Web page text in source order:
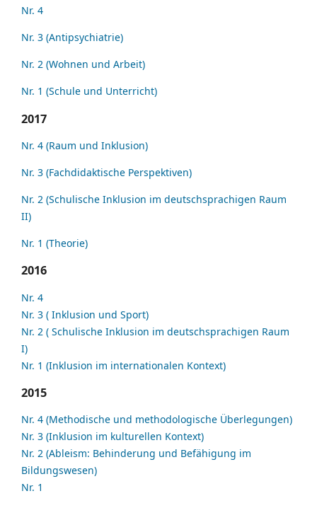
Nr. 4
Nr. 3 (Antipsychiatrie)
Nr. 2 (Wohnen und Arbeit)
Nr. 1 (Schule und Unterricht)
2017
Nr. 4 (Raum und Inklusion)
Nr. 3 (Fachdidaktische Perspektiven)
Nr. 2 (Schulische Inklusion im deutschsprachigen Raum
II)
Nr. 1 (Theorie)
2016
Nr. 4
Nr. 3 ( Inklusion und Sport)
Nr. 2 ( Schulische Inklusion im deutschsprachigen Raum
I)
Nr. 1 (Inklusion im internationalen Kontext)
2015
Nr. 4 (Methodische und methodologische Überlegungen)
Nr. 3 (Inklusion im kulturellen Kontext)
Nr. 2 (Ableism: Behinderung und Befähigung im
Bildungswesen)
Nr. 1